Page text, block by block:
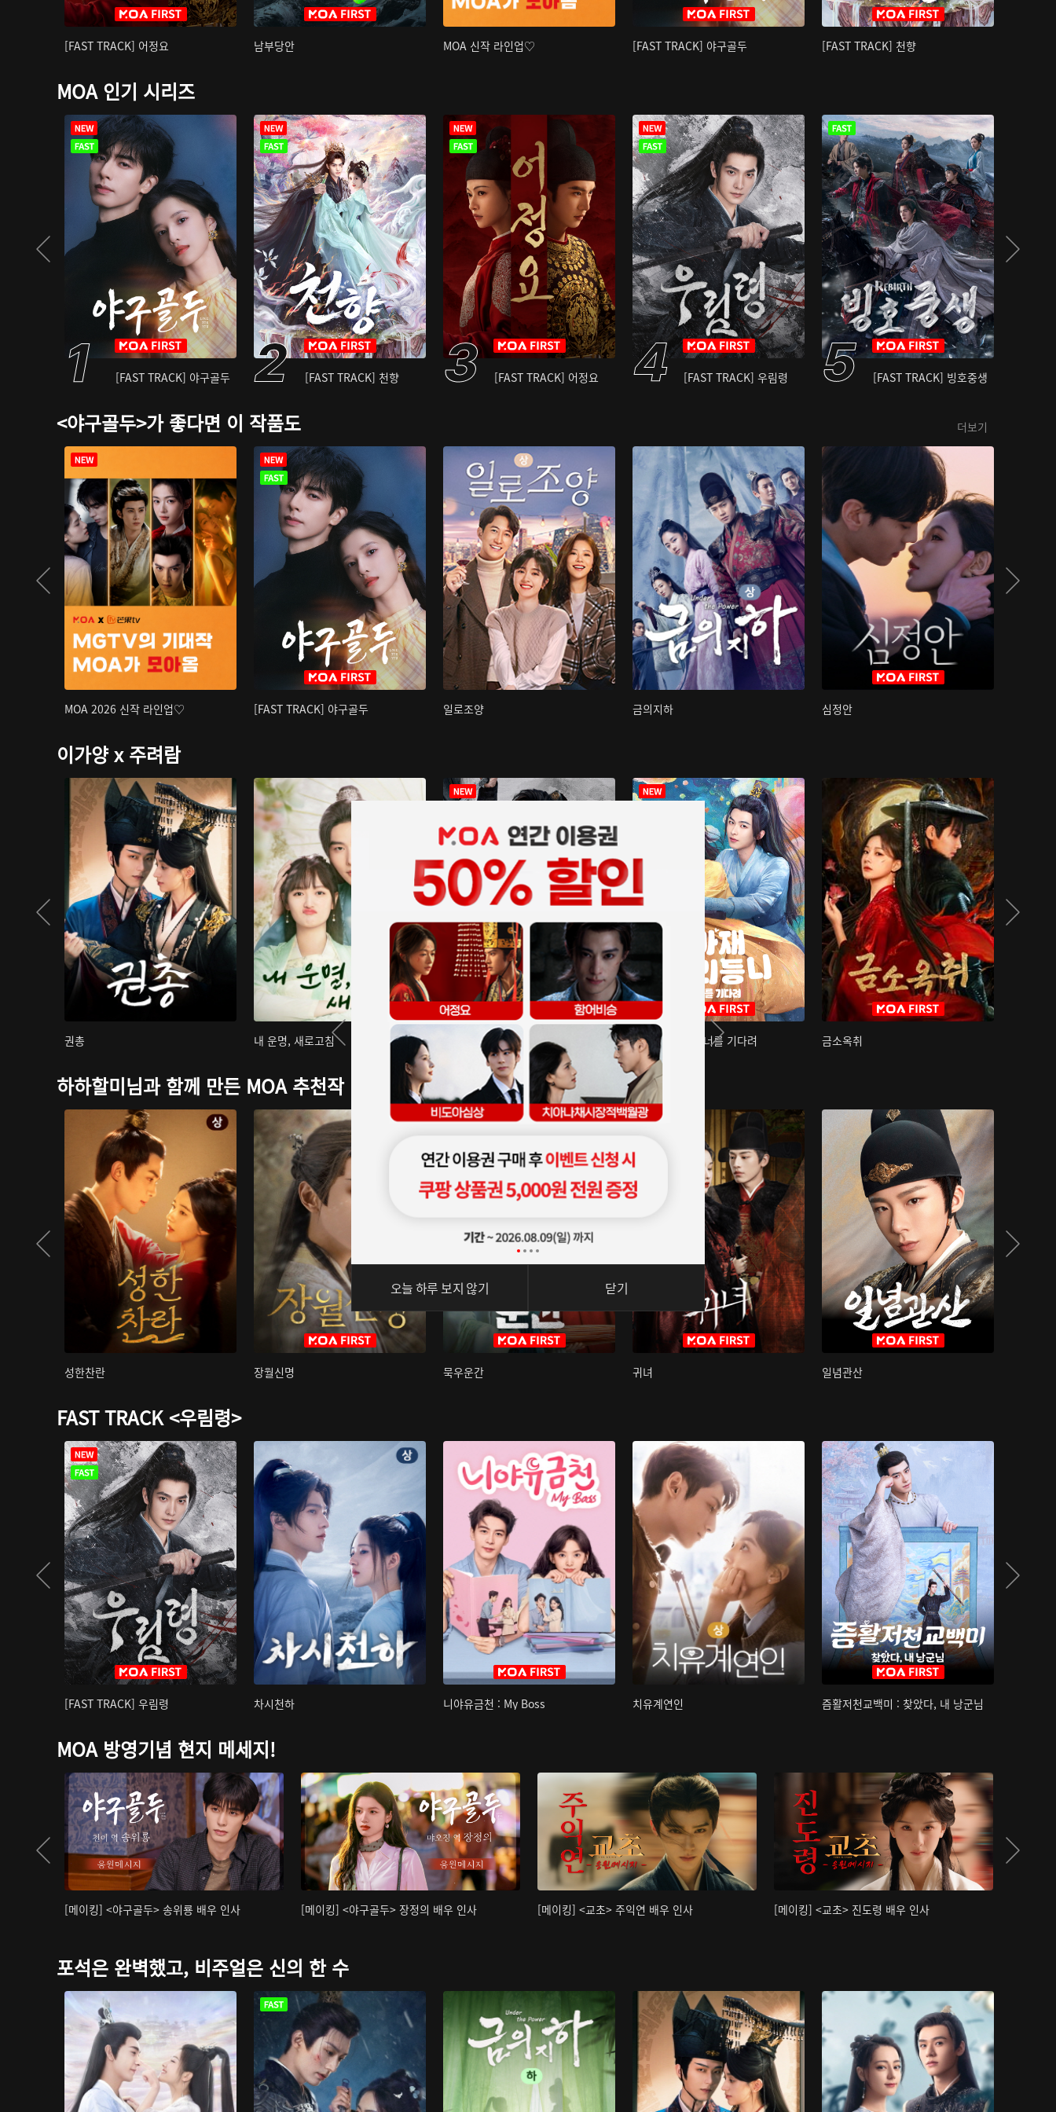
[FAST TRACK] 어정요 남부당안 MOA 신작 라인업♡ [FAST TRACK] 야구골두 [FAST TRACK] 천향
MOA 인기 시리즈
[FAST TRACK] 야구골두 [FAST TRACK] 천향 [FAST TRACK] 어정요 [FAST TRACK] 우림령 [FAST TRACK] 빙호중생
<야구골두>가 좋다면 이 작품도 더보기
MOA 2026 신작 라인업♡ [FAST TRACK] 야구골두 일로조양 금의지하 심정안
이가양 x 주려람
권총 내 운명, 새로고침 아재저리등니 : 너를 기다려 금소옥취
하하할미님과 함께 만든 MOA 추천작
성한찬란 장월신명 묵우운간 귀녀 일념관산
FAST TRACK <우림령>
[FAST TRACK] 우림령 차시천하 니야유금천 : My Boss 치유계연인 즘활저천교백미 : 찾았다, 내 낭군님
MOA 방영기념 현지 메세지!
[메이킹] <야구골두> 송위룡 배우 인사 [메이킹] <야구골두> 장정의 배우 인사 [메이킹] <교초> 주익연 배우 인사 [메이킹] <교초> 진도령 배우 인사
포석은 완벽했고, 비주얼은 신의 한 수
오늘 하루 보지 않기 닫기